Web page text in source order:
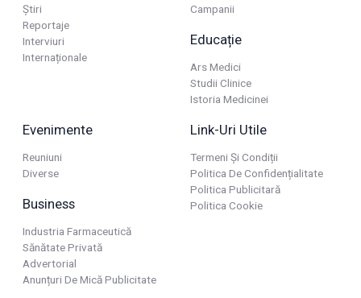
Știri
Reportaje
Interviuri
Internaționale
Campanii
Educație
Ars Medici
Studii Clinice
Istoria Medicinei
Evenimente
Reuniuni
Diverse
Business
Industria Farmaceutică
Sănătate Privată
Advertorial
Anunțuri De Mică Publicitate
Link-Uri Utile
Termeni Și Condiții
Politica De Confidențialitate
Politica Publicitară
Politica Cookie